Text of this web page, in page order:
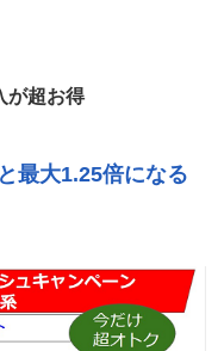
が超お得
最大1.25倍になる